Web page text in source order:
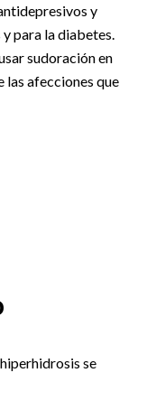
y
para la diabetes.
sudoración en
las afecciones que
se